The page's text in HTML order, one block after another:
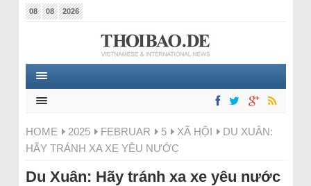
08 08 2026
HOME 2025 FEBRUAR 5 XÃ HỘI
DU XUÂN:
HÃY TRÁNH XA XE YÊU NƯỚC
Du Xuân: Hãy tránh xa xe yêu nước